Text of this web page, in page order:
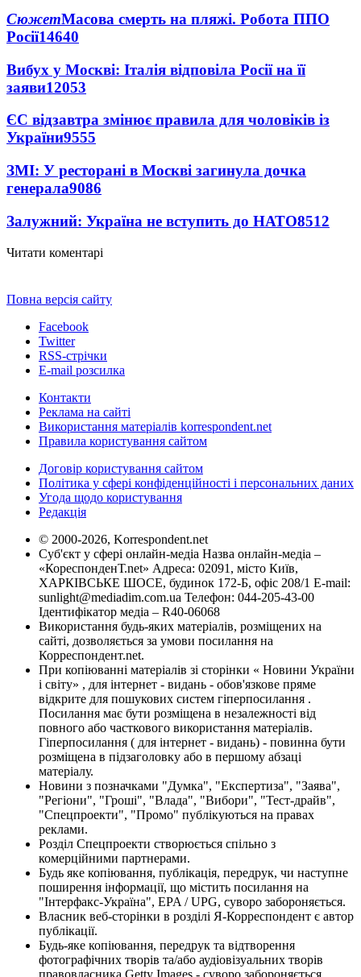
СюжетМасова смерть на пляжі. Робота ППО
Росії14640
Вибух у Москві: Італія відповіла Росії на її
заяви12053
ЄС відзавтра змінює правила для чоловіків із
України9555
ЗМІ: У ресторані в Москві загинула дочка
генерала9086
Залужний: Україна не вступить до НАТО8512
Читати коментарі
Повна версія сайту
Facebook
Twitter
RSS-стрічки
E-mail розсилка
Контакти
Реклама на сайті
Використання матеріалів korrespondent.net
Правила користування сайтом
Договір користування сайтом
Політика у сфері конфіденційності і персональних даних
Угода щодо користування
Редакція
© 2000-2026, Korrespondent.net
Суб'єкт у сфері онлайн-медіа Назва онлайн-медіа –
«КореспонденТ.net» Адреса: 02091, місто Київ,
ХАРКІВСЬКЕ ШОСЕ, будинок 172-Б, офіс 208/1 E-mail:
sunlight@mediadim.com.ua Телефон: 044-205-43-00
Ідентифікатор медіа – R40-06068
Використання будь-яких матеріалів, розміщених на
сайті, дозволяється за умови посилання на
Корреспондент.net.
При копіюванні матеріалів зі сторінки « Новини України
і світу» , для інтернет - видань - обов'язкове пряме
відкрите для пошукових систем гіперпосилання .
Посилання має бути розміщена в незалежності від
повного або часткового використання матеріалів.
Гіперпосилання ( для інтернет - видань) - повинна бути
розміщена в підзаголовку або в першому абзаці
матеріалу.
Новини з позначками "Думка", "Експертиза", "Заява",
"Регіони", "Гроші", "Влада", "Вибори", "Тест-драйв",
"Спецпроекти", "Промо" публікуються на правах
реклами.
Розділ Спецпроекти створюється спільно з
комерційними партнерами.
Будь яке копіювання, публікація, передрук, чи наступне
поширення інформації, що містить посилання на
"Інтерфакс-Україна", EPA / UPG, суворо забороняється.
Власник веб-сторінки в розділі Я-Корреспондент є автор
публікації.
Будь-яке копіювання, передрук та відтворення
фотографічних творів та/або аудіовізуальних творів
правовласника Getty Images - суворо забороняється.